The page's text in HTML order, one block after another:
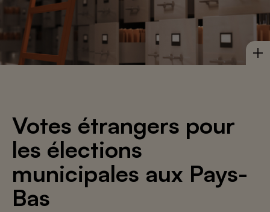
Votes étrangers pour
les élections
municipales aux Pays-
Bas